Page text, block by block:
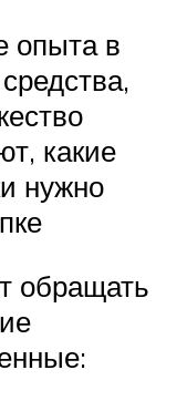
опыта в
какие
нужно
обращать